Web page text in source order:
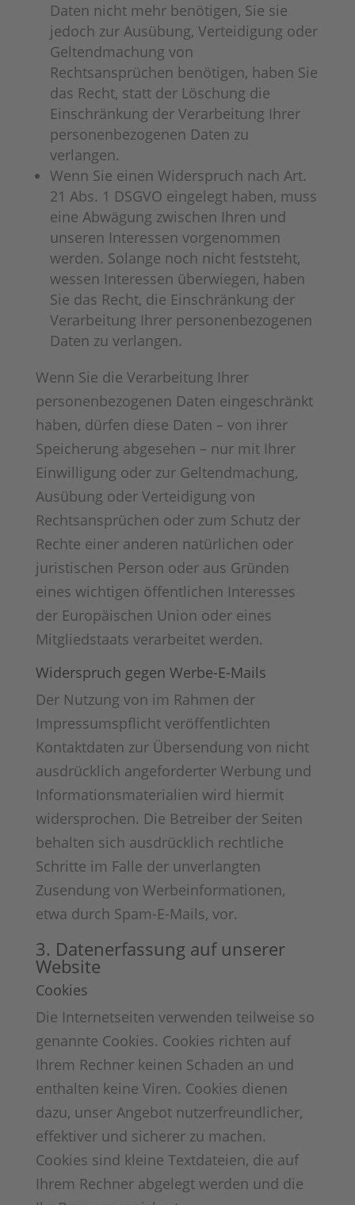
Daten nicht mehr benötigen, Sie sie
jedoch zur Ausübung, Verteidigung oder
Geltendmachung von
Rechtsansprüchen benötigen, haben Sie
das Recht, statt der Löschung die
Einschränkung der Verarbeitung Ihrer
personenbezogenen Daten zu
verlangen.
Wenn Sie einen Widerspruch nach Art.
21 Abs. 1 DSGVO eingelegt haben, muss
eine Abwägung zwischen Ihren und
unseren Interessen vorgenommen
werden. Solange noch nicht feststeht,
wessen Interessen überwiegen, haben
Sie das Recht, die Einschränkung der
Verarbeitung Ihrer personenbezogenen
Daten zu verlangen.
Wenn Sie die Verarbeitung Ihrer
personenbezogenen Daten eingeschränkt
haben, dürfen diese Daten – von ihrer
Speicherung abgesehen – nur mit Ihrer
Einwilligung oder zur Geltendmachung,
Ausübung oder Verteidigung von
Rechtsansprüchen oder zum Schutz der
Rechte einer anderen natürlichen oder
juristischen Person oder aus Gründen
eines wichtigen öffentlichen Interesses
der Europäischen Union oder eines
Mitgliedstaats verarbeitet werden.
Widerspruch gegen Werbe-E-Mails
Der Nutzung von im Rahmen der
Impressumspflicht veröffentlichten
Kontaktdaten zur Übersendung von nicht
ausdrücklich angeforderter Werbung und
Informationsmaterialien wird hiermit
widersprochen. Die Betreiber der Seiten
behalten sich ausdrücklich rechtliche
Schritte im Falle der unverlangten
Zusendung von Werbeinformationen,
etwa durch Spam-E-Mails, vor.
3. Datenerfassung auf unserer
Website
Cookies
Die Internetseiten verwenden teilweise so
genannte Cookies. Cookies richten auf
Ihrem Rechner keinen Schaden an und
enthalten keine Viren. Cookies dienen
dazu, unser Angebot nutzerfreundlicher,
effektiver und sicherer zu machen.
Cookies sind kleine Textdateien, die auf
Ihrem Rechner abgelegt werden und die